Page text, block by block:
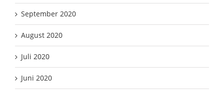
September 2020
August 2020
Juli 2020
Juni 2020